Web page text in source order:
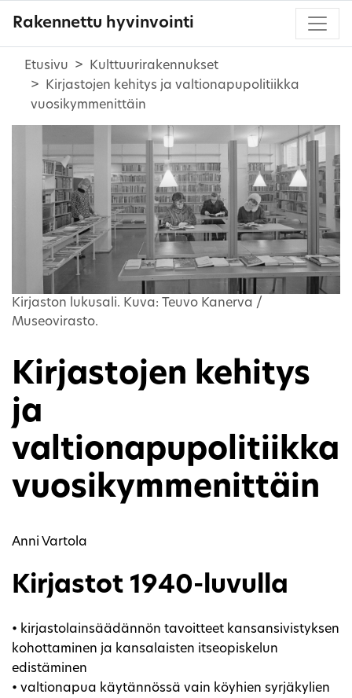
Rakennettu hyvinvointi
Etusivu
Kulttuurirakennukset
Kirjastojen kehitys ja valtionapupolitiikka
vuosikymmenittäin
Kirjaston lukusali. Kuva: Teuvo Kanerva /
Museovirasto.
Kirjastojen kehitys
ja
valtionapupolitiikka
vuosikymmenittäin
Anni Vartola
Kirjastot 1940-luvulla
• kirjastolainsäädännön tavoitteet kansansivistyksen
kohottaminen ja kansalaisten itseopiskelun
edistäminen
• valtionapua käytännössä vain köyhien syrjäkylien